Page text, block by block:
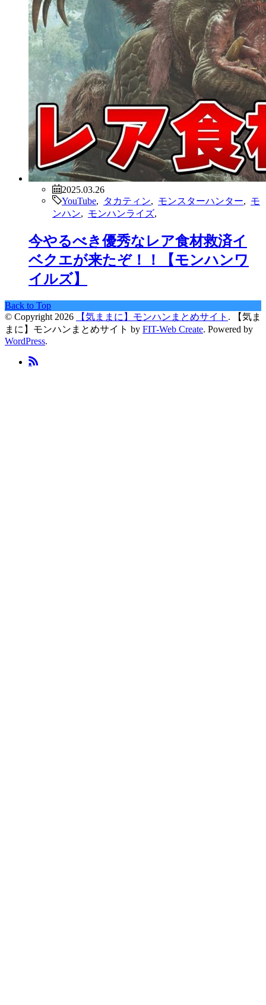
2025.03.26
YouTube
タカティン モンスターハンター
モ
ンハン
モンハンライズ
今やるべき優秀なレア食材救済イ
ベクエが来たぞ！！【モンハンワ
イルズ】
Back to Top
© Copyright 2026
【気ままに】モンハンまとめサイト .
【気ま
まに】モンハンまとめサイト by FIT-Web Create. Powered by
WordPress.